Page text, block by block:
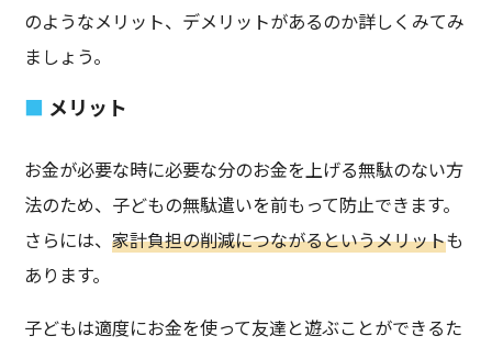
のようなメリット、デメリットがあるのか詳しくみてみ
ましょう。
メリット
お金が必要な時に必要な分のお金を上げる無駄のない方
法のため、子どもの無駄遣いを前もって防止できます。
さらには、家計負担の削減につながるというメリットも
あります。
子どもは適度にお金を使って友達と遊ぶことができるた